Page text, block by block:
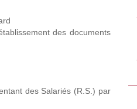
des documents
des Salariés (R.S.) par